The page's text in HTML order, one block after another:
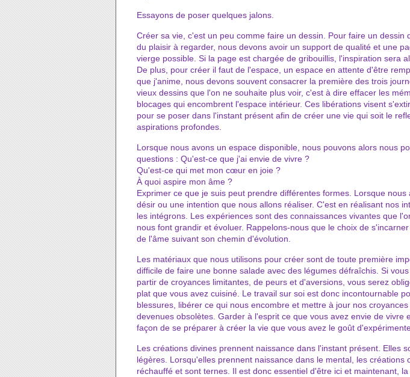
Essayons de poser quelques jalons.
Créer sa vie, c'est un peu comme faire un dessin. Pour faire un dessin
du plaisir à regarder, nous devons avoir un support de qualité et une
vierge possible. Si la page est chargée de gribouillis, l'inspiration sera
De plus, pour créer il faut de l'espace, un espace en attente d'être
que j'anime, nous devons souvent consacrer la première des trois
vieux dessins que l'on ne souhaite plus voir, c'est à dire effacer les
blocages qui encombrent l'espace intérieur. Ces libérations visent
pour se poser dans l'instant présent afin de créer une vie qui soit le
aspirations profondes.
Lorsque nous avons un espace disponible, nous pouvons alors nous
questions : Qu'est-ce que j'ai envie de vivre ?
Qu'est-ce qui met mon cœur en joie ?
À quoi aspire mon âme ?
Exprimer ce que je suis peut prendre différentes formes. Lorsque nous
désir ou une intention que nous allons réaliser. C'est en réalisant nos
les intégrons. Les expériences sont des connaissances vivantes que
nous font grandir et évoluer. Rappelons-nous que le choix de
de l'âme suivant son chemin d'évolution.
Les matériaux que nous utilisons pour créer sont de toute première
difficile de faire une bonne salade avec des légumes défraîchis. Si
partir de croyances limitantes, de peurs et d'aversions, vous serez
plat que vous avez cuisiné. Le travail sur soi est donc incontournable
blessures, libérer ce qui nous encombre et mettre à jour nos
devenues obsolètes. Garder à l'esprit ce que vous avez envie de vivre
façon de se préparer à créer la vie que vous avez le goût
Les créations divines prennent naissance dans l'instant présent. Elles
légères. Lorsqu'elles prennent naissance dans le mental, les créations
réchauffé et sont ternes. Il est donc essentiel d'être ici et maintenant,